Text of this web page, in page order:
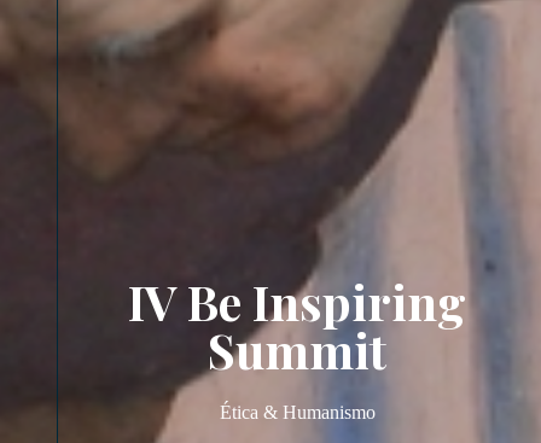
IV Be Inspiring
Summit
Ética & Humanismo